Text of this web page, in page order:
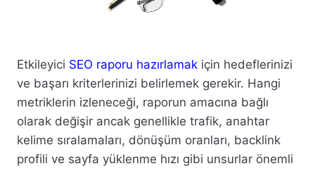
Etkileyici SEO raporu hazırlamak için hedeflerinizi
ve başarı kriterlerinizi belirlemek gerekir. Hangi
metriklerin izleneceği, raporun amacına bağlı
olarak değişir ancak genellikle trafik, anahtar
kelime sıralamaları, dönüşüm oranları, backlink
profili ve sayfa yüklenme hızı gibi unsurlar önemli